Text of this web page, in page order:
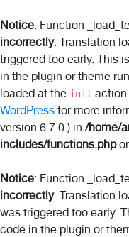
Notice: Function
incorrectly. Translation
triggered too early. This
in the plugin or theme
loaded at the init action
WordPress for more
version 6.7.0.) in/home/
includes/functions.php
Notice: Function
incorrectly. Translation
was triggered too early.
code in the plugin or